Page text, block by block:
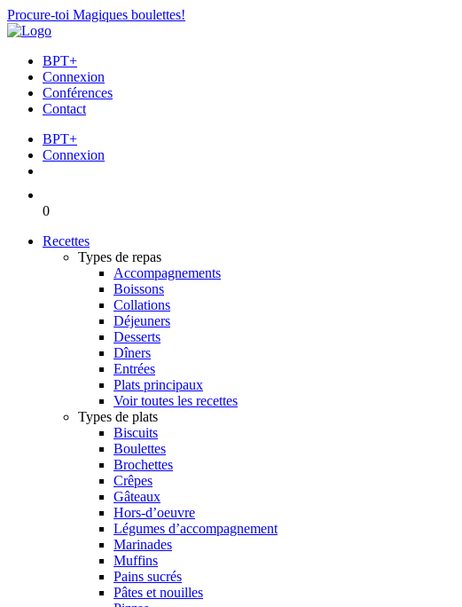
Procure-toi Magiques boulettes!
BPT+
Connexion
Conférences
Contact
BPT+
Connexion
0
Recettes
Types de repas
Accompagnements
Boissons
Collations
Déjeuners
Desserts
Dîners
Entrées
Plats principaux
Voir toutes les recettes
Types de plats
Biscuits
Boulettes
Brochettes
Crêpes
Gâteaux
Hors-d’oeuvre
Légumes d’accompagnement
Marinades
Muffins
Pains sucrés
Pâtes et nouilles